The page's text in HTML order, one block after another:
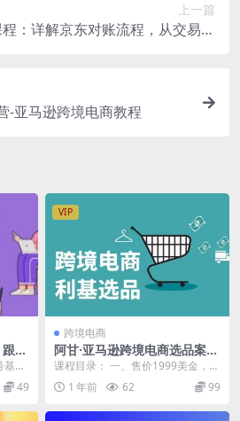
上一篇
：详解京东对账流程，从交易流
-亚马逊跨境电商教程
随
础
3-
49
VIP
跨境电商
阿甘·亚马逊跨境电商选品案例
(更新2月)
课程目录： 一、售价1999美金，1
000W双电机，有越野能力的电动滑
板车E-S...
1 年前 62 99